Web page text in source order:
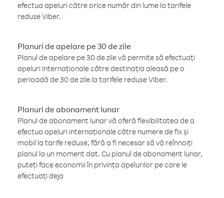
efectua apeluri către orice număr din lume la tarifele
reduse Viber.
Planuri de apelare pe 30 de zile
Planul de apelare pe 30 de zile vă permite să efectuați
apeluri internaționale către destinația aleasă pe o
perioadă de 30 de zile la tarifele reduse Viber.
Planuri de abonament lunar
Planul de abonament lunar vă oferă flexibilitatea de a
efectua apeluri internaționale către numere de fix și
mobil la tarife reduse, fără a fi necesar să vă reînnoiți
planul la un moment dat. Cu planul de abonament lunar,
puteți face economii în privința apelurilor pe care le
efectuați deja